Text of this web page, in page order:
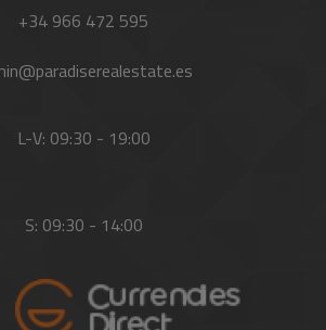
+34 966 472 595
L-V: 09:30 - 19:00
S: 09:30 - 14:00